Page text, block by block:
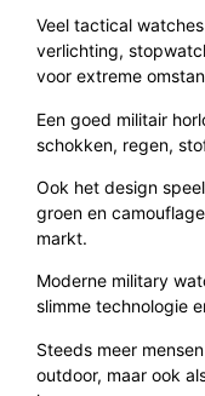
Veel tactical
verlichting,
voor extreme
Een goed militair
schokken, regen,
Ook het design
groen en
markt.
Moderne military
slimme technologie
Steeds meer
outdoor, maar ook